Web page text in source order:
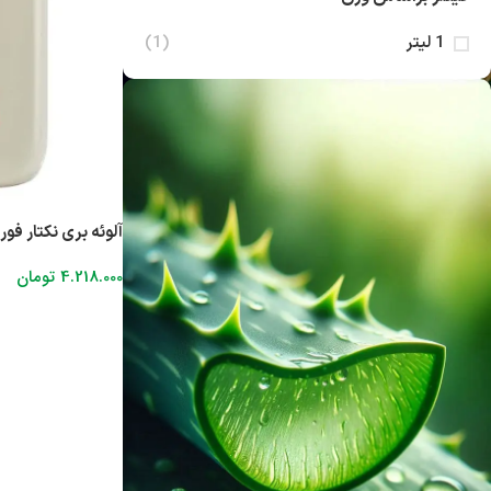
1 لیتر (1)
آلوئه برى نكتار
4.218.000 تومان